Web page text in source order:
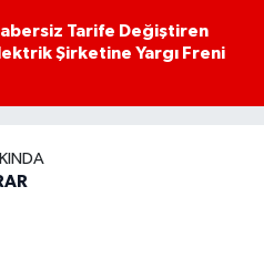
Tarife Değiştiren
Şirketine Yargı Freni